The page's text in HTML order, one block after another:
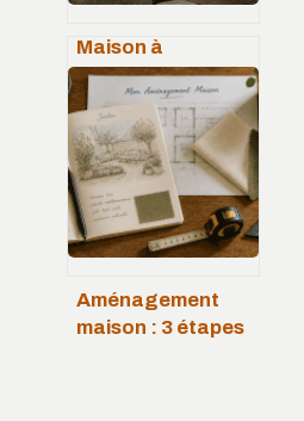
Maison à
colombage :
comprendre
l’ossature bois et
les secrets de sa
longévité
Aménagement
maison : 3 étapes